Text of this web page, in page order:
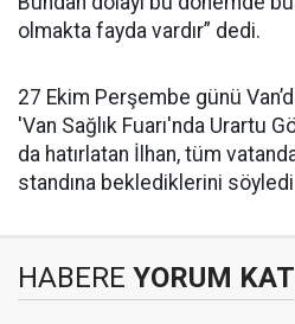
olmakta fayda vardır” dedi.
27 Ekim Perşembe günü
'Van Sağlık Fuarı'nda Urartu
da hatırlatan İlhan, tüm
standına beklediklerini
HABERE YORUM KAT